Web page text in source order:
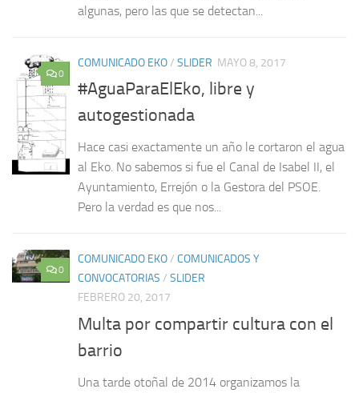
algunas, pero las que se detectan...
0
COMUNICADO EKO/ SLIDER MAYO 8, 2017
#AguaParaElEko, libre y
autogestionada
Hace casi exactamente un año le cortaron el agua
al Eko. No sabemos si fue el Canal de Isabel II, el
Ayuntamiento, Errejón o la Gestora del PSOE.
Pero la verdad es que nos...
0
COMUNICADO EKO/ COMUNICADOS Y
CONVOCATORIAS / SLIDER
FEBRERO 20, 2017
Multa por compartir cultura con el
barrio
Una tarde otoñal de 2014 organizamos la